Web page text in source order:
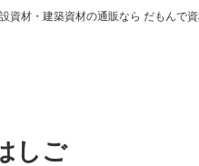
資材・建築資材の通販なら だもんで
しご